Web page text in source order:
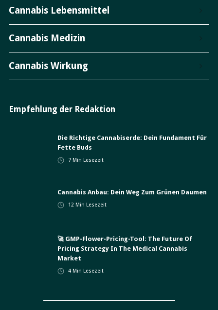
Cannabis Lebensmittel
Cannabis Medizin
Cannabis Wirkung
Empfehlung der Redaktion
Die Richtige Cannabiserde: Dein Fundament Für
Fette Buds
7 Min Lesezeit
Cannabis Anbau: Dein Weg Zum Grünen Daumen
12 Min Lesezeit
🚀 GMP-Flower-Pricing-Tool: The Future Of
Pricing Strategy In The Medical Cannabis
Market
4 Min Lesezeit